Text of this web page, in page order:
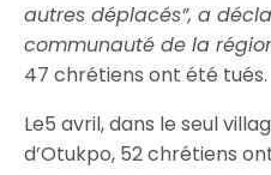
autres déplacés”, a
communauté de la
47 chrétiens ont été tués.
Le5 avril, dans le seul
d’Otukpo, 52 chrétiens